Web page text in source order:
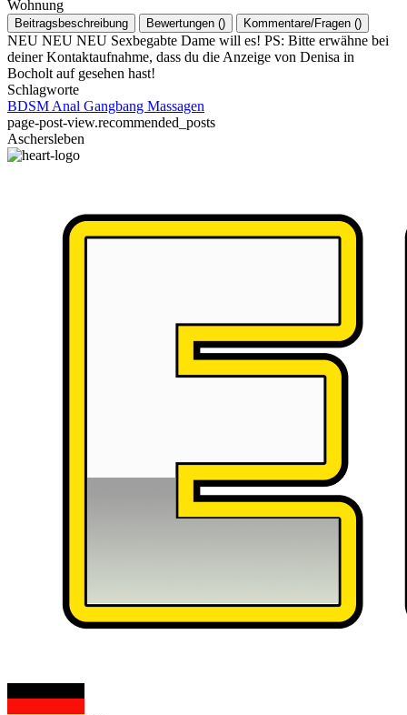
Wohnung
Beitragsbeschreibung Bewertungen () Kommentare/Fragen ()
NEU NEU NEU Sexbegabte Dame will es! PS: Bitte erwähne bei
deiner Kontaktaufnahme, dass du die Anzeige von Denisa in
Bocholt auf gesehen hast!
Schlagworte
BDSM Anal Gangbang Massagen
page-post-view.recommended_posts
Aschersleben